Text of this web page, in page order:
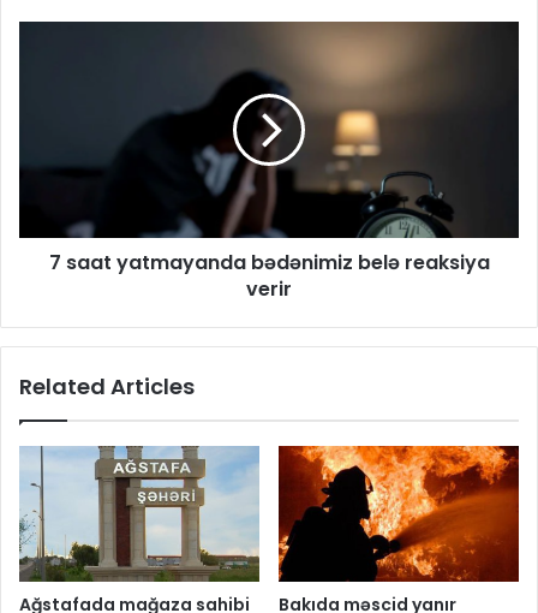
7 saat yatmayanda bədənimiz belə reaksiya
verir
Related Articles
Ağstafada mağaza sahibi
Bakıda məscid yanır